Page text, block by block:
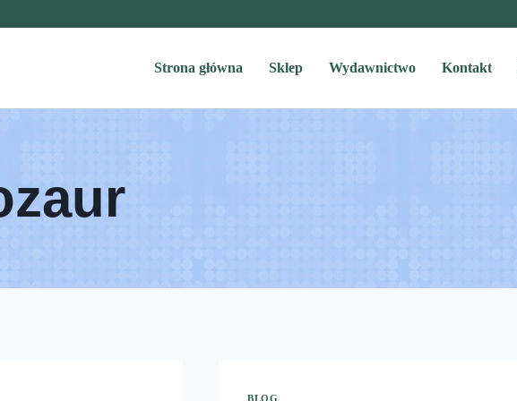
Strona główna Sklep Wydawnictwo Kontakt
BLOG